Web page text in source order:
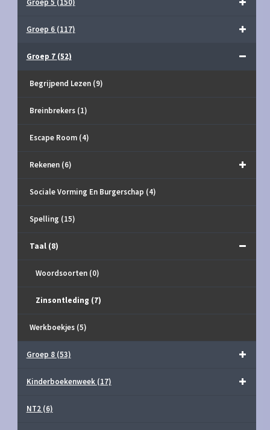
Groep 5 (150)
Groep 6 (117)
Groep 7 (52)
Begrijpend Lezen (9)
Breinbrekers (1)
Escape Room (4)
Rekenen (6)
Sociale Vorming En Burgerschap (4)
Spelling (15)
Taal (8)
Woordsoorten (0)
Zinsontleding (7)
Werkboekjes (5)
Groep 8 (53)
Kinderboekenweek (17)
NT2 (6)